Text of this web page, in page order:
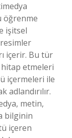
öğrenme
işitsel
içerir. Bu tür
etmeleri
içermeleri ile
metin,
bilginin
içeren